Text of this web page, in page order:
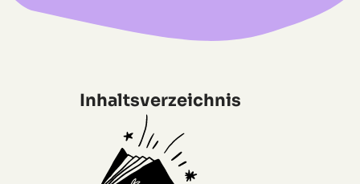
Inhaltsverzeichnis